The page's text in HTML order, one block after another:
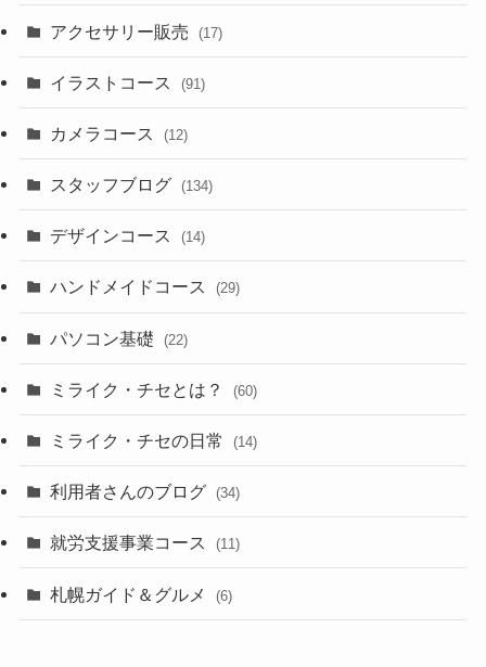
アクセサリー販売 (17)
イラストコース (91)
カメラコース (12)
スタッフブログ (134)
デザインコース (14)
ハンドメイドコース (29)
パソコン基礎 (22)
ミライク・チセとは？ (60)
ミライク・チセの日常 (14)
利用者さんのブログ (34)
就労支援事業コース (11)
札幌ガイド＆グルメ (6)